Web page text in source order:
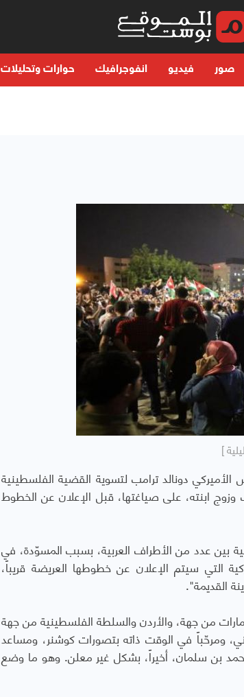
صور فيديو انفوجرافيك حوارات وتحليلات
]
دونالد ترامب لتسوية القضية الفلسطينية
ابنته، على صياغتها، قبل الإعلان عن الخطوط
بين عدد من الأطراف العربية، بسبب المسوّدة، في
التي سيتم الإعلان عن خطوطها العريضة قريباً،
القديمة".
من جهة، والأردن والسلطة الفلسطينية من جهة
ومرحّباً في الوقت ذاته بتصورات كوشنر، ومساعد
بن سلمان، أخيراً، بشكل غير معلن. وهو ما وضع